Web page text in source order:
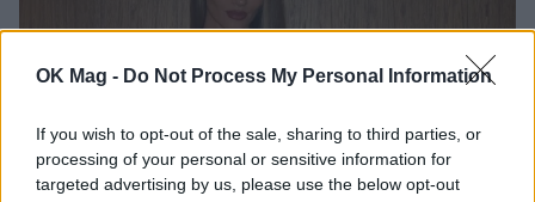
OK Mag - Do Not Process My Personal Information
If you wish to opt-out of the sale, sharing to third parties, or
processing of your personal or sensitive information for
targeted advertising by us, please use the below opt-out